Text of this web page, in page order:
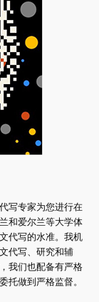
写专家为您进行在
和爱尔兰等大学体
代写的水准。我机
代写、研究和辅
我们也配备有严格
托做到严格监督。